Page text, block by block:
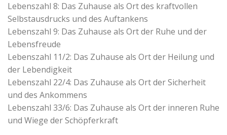
Lebenszahl 8: Das Zuhause als Ort des kraftvollen
Selbstausdrucks und des Auftankens
Lebenszahl 9: Das Zuhause als Ort der Ruhe und der
Lebensfreude
Lebenszahl 11/2: Das Zuhause als Ort der Heilung und
der Lebendigkeit
Lebenszahl 22/4: Das Zuhause als Ort der Sicherheit
und des Ankommens
Lebenszahl 33/6: Das Zuhause als Ort der inneren Ruhe
und Wiege der Schöpferkraft